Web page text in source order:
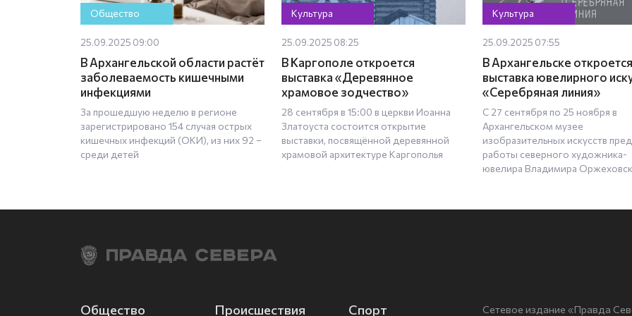
Общество
25.09.2025 09:00
В Архангельской области растёт
заболеваемость кишечными
инфекциями
За прошедшую неделю в регионе
зарегистрировано 154 случая острых
кишечных инфекций (ОКИ), из них 92 –
среди детей
Культура
25.09.2025 08:25
В Каргополе откроется
выставка «Деревянное
храмовое зодчество»
28 сентября в 15:00 в церкви Иоанна
Златоуста состоится открытие
выставки, посвящённой деревянной
храмовой архитектуре Каргополья
Культура
25.09.2025 07:55
В Архангельске откроется
выставка ювелирного
«Серебряная линия»
С 27 сентября по 25 ноября в
Архангельском музее
изобразительных искусств
работы северного художника-
ювелира Владимира
Общество Происшествия Спорт Сетевое издание «Правда